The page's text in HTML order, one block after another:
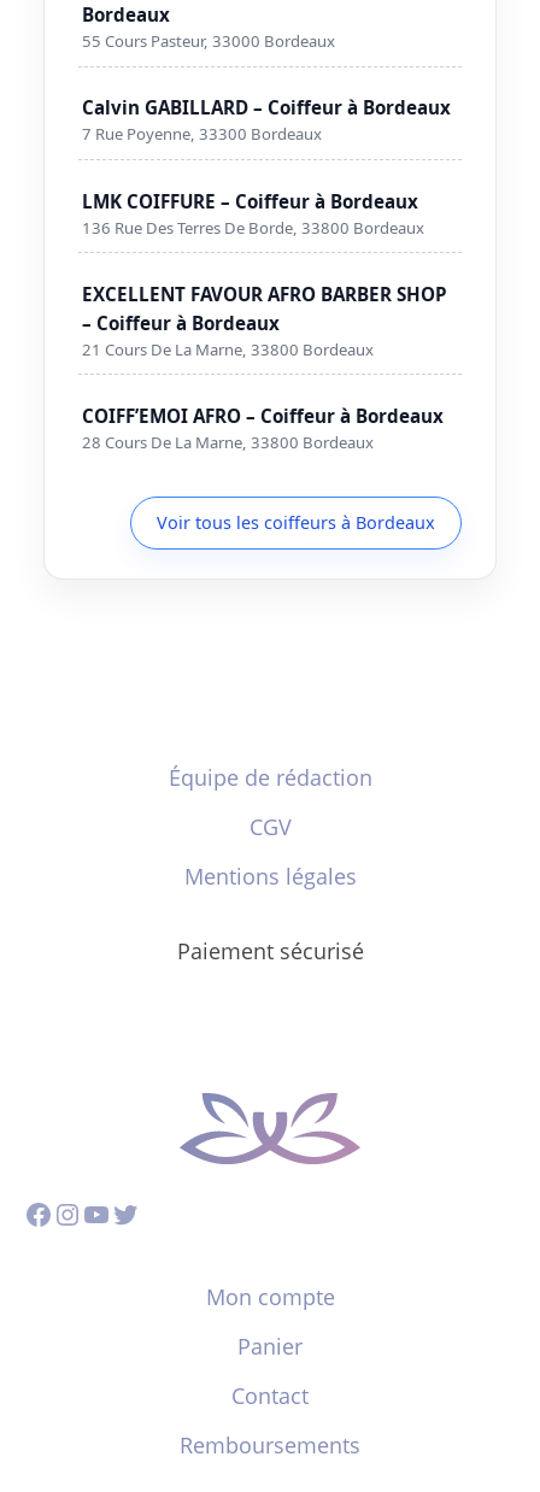
Bordeaux
55 Cours Pasteur, 33000 Bordeaux
Calvin GABILLARD – Coiffeur à Bordeaux
7 Rue Poyenne, 33300 Bordeaux
LMK COIFFURE – Coiffeur à Bordeaux
136 Rue Des Terres De Borde, 33800 Bordeaux
EXCELLENT FAVOUR AFRO BARBER SHOP
– Coiffeur à Bordeaux
21 Cours De La Marne, 33800 Bordeaux
COIFF’EMOI AFRO – Coiffeur à Bordeaux
28 Cours De La Marne, 33800 Bordeaux
Voir tous les coiffeurs à Bordeaux
Équipe de rédaction
CGV
Mentions légales
Paiement sécurisé
Facebook
Instagram
YouTube
Twitter
Mon compte
Panier
Contact
Remboursements